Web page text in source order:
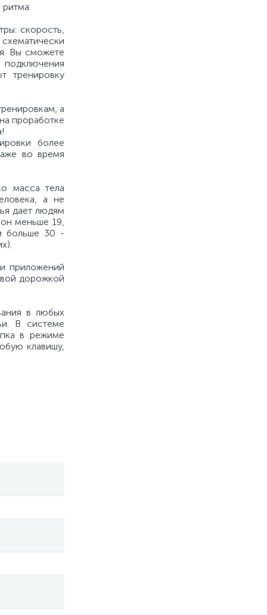
скорость,
Вы сможете
тренировку
а
проработке
более
во время
масса тела
а не
дает людям
он меньше 19,
больше 30 -
приложений
дорожкой
в любых
В системе
в режиме
клавишу,